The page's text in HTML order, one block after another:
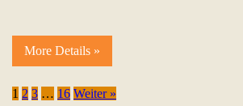
More Details »
1 2 3 … 16 Weiter »